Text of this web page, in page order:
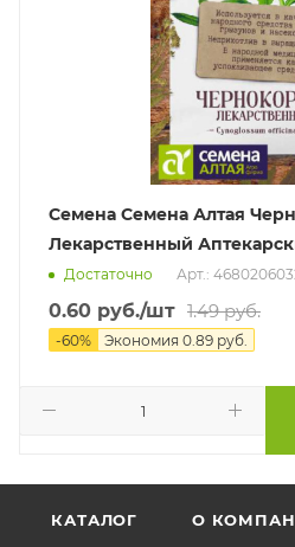
Семена Семена Алтая
Лекарственный
Достаточно Арт.:
0.60 руб./шт 1.49руб.
-60% Экономия 0.89 руб.
КАТАЛОГ О